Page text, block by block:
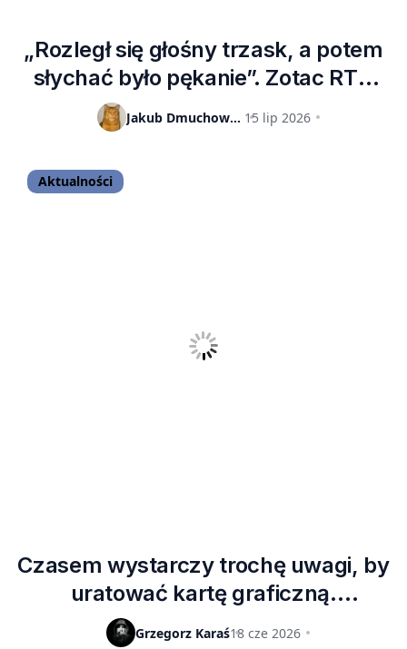
„Rozległ się głośny trzask, a potem
słychać było pękanie”. Zotac RTX
5090 spłonął po 5 minutach
spędzonych z Assassin’s Creed
Jakub Dmuchowski 15 lip 2026
Aktualności
Czasem wystarczy trochę uwagi, by
uratować kartę graficzną.
Użytkownik Reddita w ostatniej
Grzegorz Karaś18 cze 2026